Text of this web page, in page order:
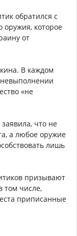
обратился с
оружия, которое
от
В каждом
«не
что не
а любое оружие
лишь
призывают
том числе,
приписанные